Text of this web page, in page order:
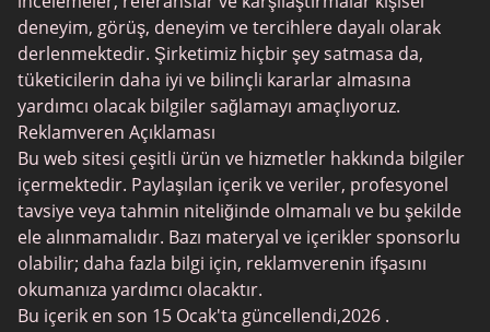
Lezbiyen Tarihleme
Oyun Tarihleme
Kıdemli Tarihleme Siteleri
SilverDaddies
Chat Avenue
Mingle2
SwingLifestyle
Feabie
deneyim, görüş, deneyim ve tercihlere dayalı olarak
derlenmektedir. Şirketimiz hiçbir şey satmasa da,
tüketicilerin daha iyi ve bilinçli kararlar almasına
yardımcı olacak bilgiler sağlamayı amaçlıyoruz.
Reklamveren Açıklaması
Bu web sitesi çeşitli ürün ve hizmetler hakkında bilgiler
içermektedir. Paylaşılan içerik ve veriler, profesyonel
tavsiye veya tahmin niteliğinde olmamalı ve bu şekilde
ele alınmamalıdır. Bazı materyal ve içerikler sponsorlu
olabilir; daha fazla bilgi için, reklamverenin ifşasını
okumanıza yardımcı olacaktır.
Bu içerik en son 15 Ocak'ta güncellendi,2026 .